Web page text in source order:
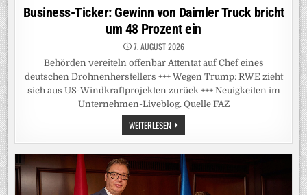
in
Business-Ticker: Gewinn von Daimler Truck bricht
um 48 Prozent ein
7. AUGUST 2026
Behörden vereiteln offenbar Attentat auf Chef eines
deutschen Drohnenherstellers +++ Wegen Trump: RWE zieht
sich aus US-Windkraftprojekten zurück +++ Neuigkeiten im
Unternehmen-Liveblog. Quelle FAZ
WEITERLESEN BUSINESS-
TICKER:
GEWINN
VON
DAIMLER
TRUCK
BRICHT
UM